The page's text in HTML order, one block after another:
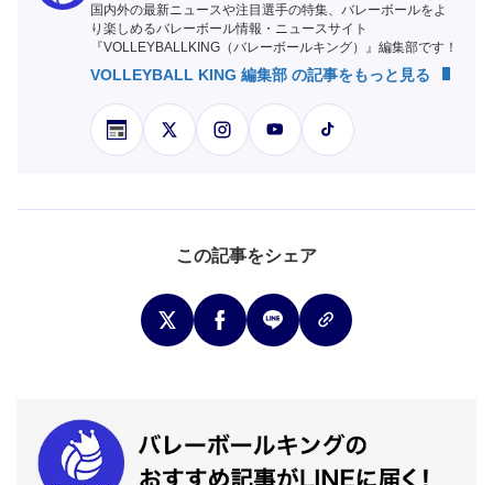
国内外の最新ニュースや注目選手の特集、バレーボールをよ
り楽しめるバレーボール情報・ニュースサイト
『VOLLEYBALLKING（バレーボールキング）』編集部です！
VOLLEYBALL KING 編集部 の記事をもっと見る
この記事をシェア